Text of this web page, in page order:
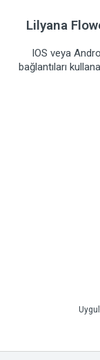
Lilyana
IOS veya
bağlantıları